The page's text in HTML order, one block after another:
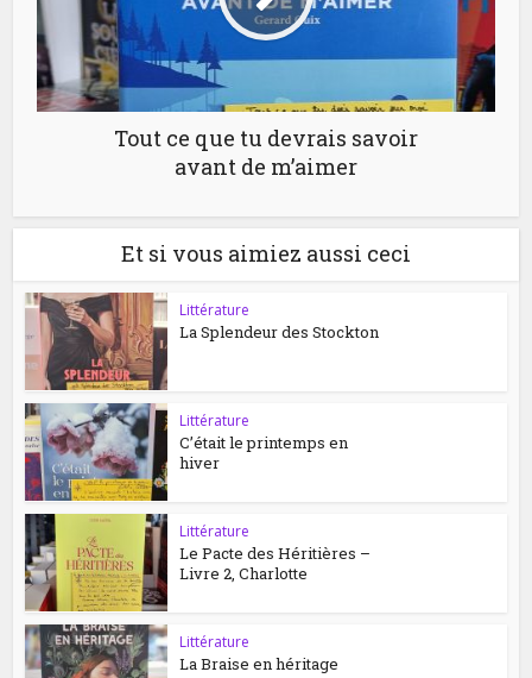
Tout ce que tu devrais savoir
avant de m’aimer
Et si vous aimiez aussi ceci
Littérature
La Splendeur des Stockton
Littérature
C’était le printemps en
hiver
Littérature
Le Pacte des Héritières –
Livre 2, Charlotte
Littérature
La Braise en héritage